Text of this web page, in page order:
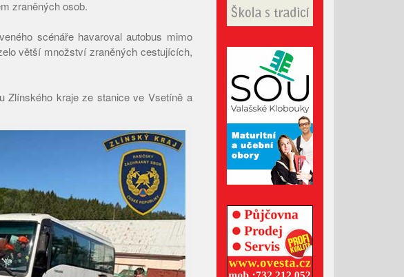
Únor 2026
Leden 2026
Prosinec 2025
Listopad 2025
Říjen 2025
Září 2025
Srpen 2025
Červenec 2025
Červen 2025
Květen 2025
Duben 2025
Březen 2025
Únor 2025
Leden 2025
zraněných osob.
scénáře havaroval autobus mimo
větší množství zraněných cestujících,
Zlínského kraje ze stanice ve Vsetíně a